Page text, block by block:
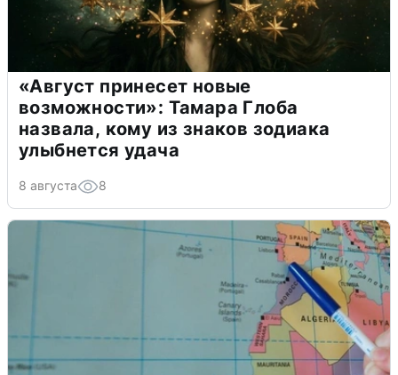
«Август принесет новые
возможности»: Тамара Глоба
назвала, кому из знаков зодиака
улыбнется удача
8 августа 8